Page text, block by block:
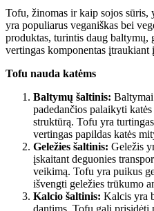
Tofu, žinomas ir kaip sojos sūris,
yra populiarus veganiškas bei
produktas, turintis daug
vertingas komponentas įtraukiant
Tofu nauda katėms
Baltymų šaltinis: Baltymai
padedančios palaikyti
struktūrą. Tofu yra
vertingas papildas katės
Geležies šaltinis: Geležis
įskaitant deguonies
veikimą. Tofu yra puikus
išvengti geležies trūkumo
Kalcio šaltinis: Kalcis yra
dantims. Tofu gali